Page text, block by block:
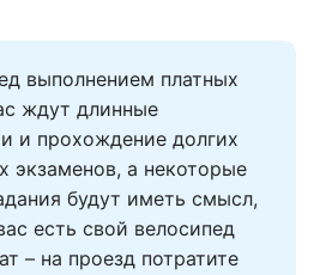
выполнением платных
ждут длинные
и прохождение долгих
экзаменов, а некоторые
будут иметь смысл,
есть свой велосипед
– на проезд потратите